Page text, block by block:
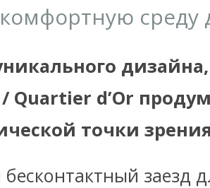
среду
Quartier d’Or
точки
заезд